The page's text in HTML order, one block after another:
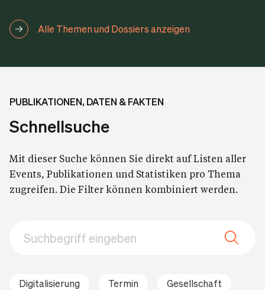
Alle Themen und Dossiers anzeigen
PUBLIKATIONEN, DATEN & FAKTEN
Schnellsuche
Mit dieser Suche können Sie direkt auf Listen aller
Events, Publikationen und Statistiken pro Thema
zugreifen. Die Filter können kombiniert werden.
Digitalisierung Termin Gesellschaft